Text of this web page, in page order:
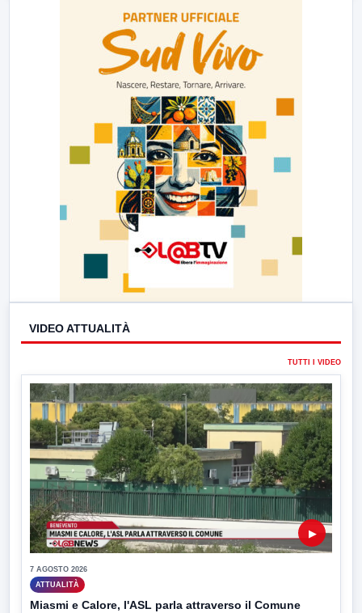
VIDEO ATTUALITÀ
TUTTI I VIDEO
▶
7 AGOSTO 2026
ATTUALITÀ
Miasmi e Calore, l'ASL parla attraverso il Comune